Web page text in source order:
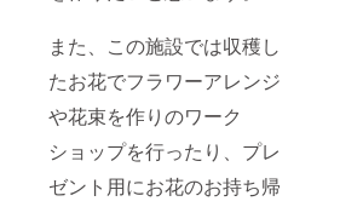
また、この施設では収穫し
たお花でフラワーアレンジ
や花束を作りのワーク
ショップを行ったり、プレ
ゼント用にお花のお持ち帰